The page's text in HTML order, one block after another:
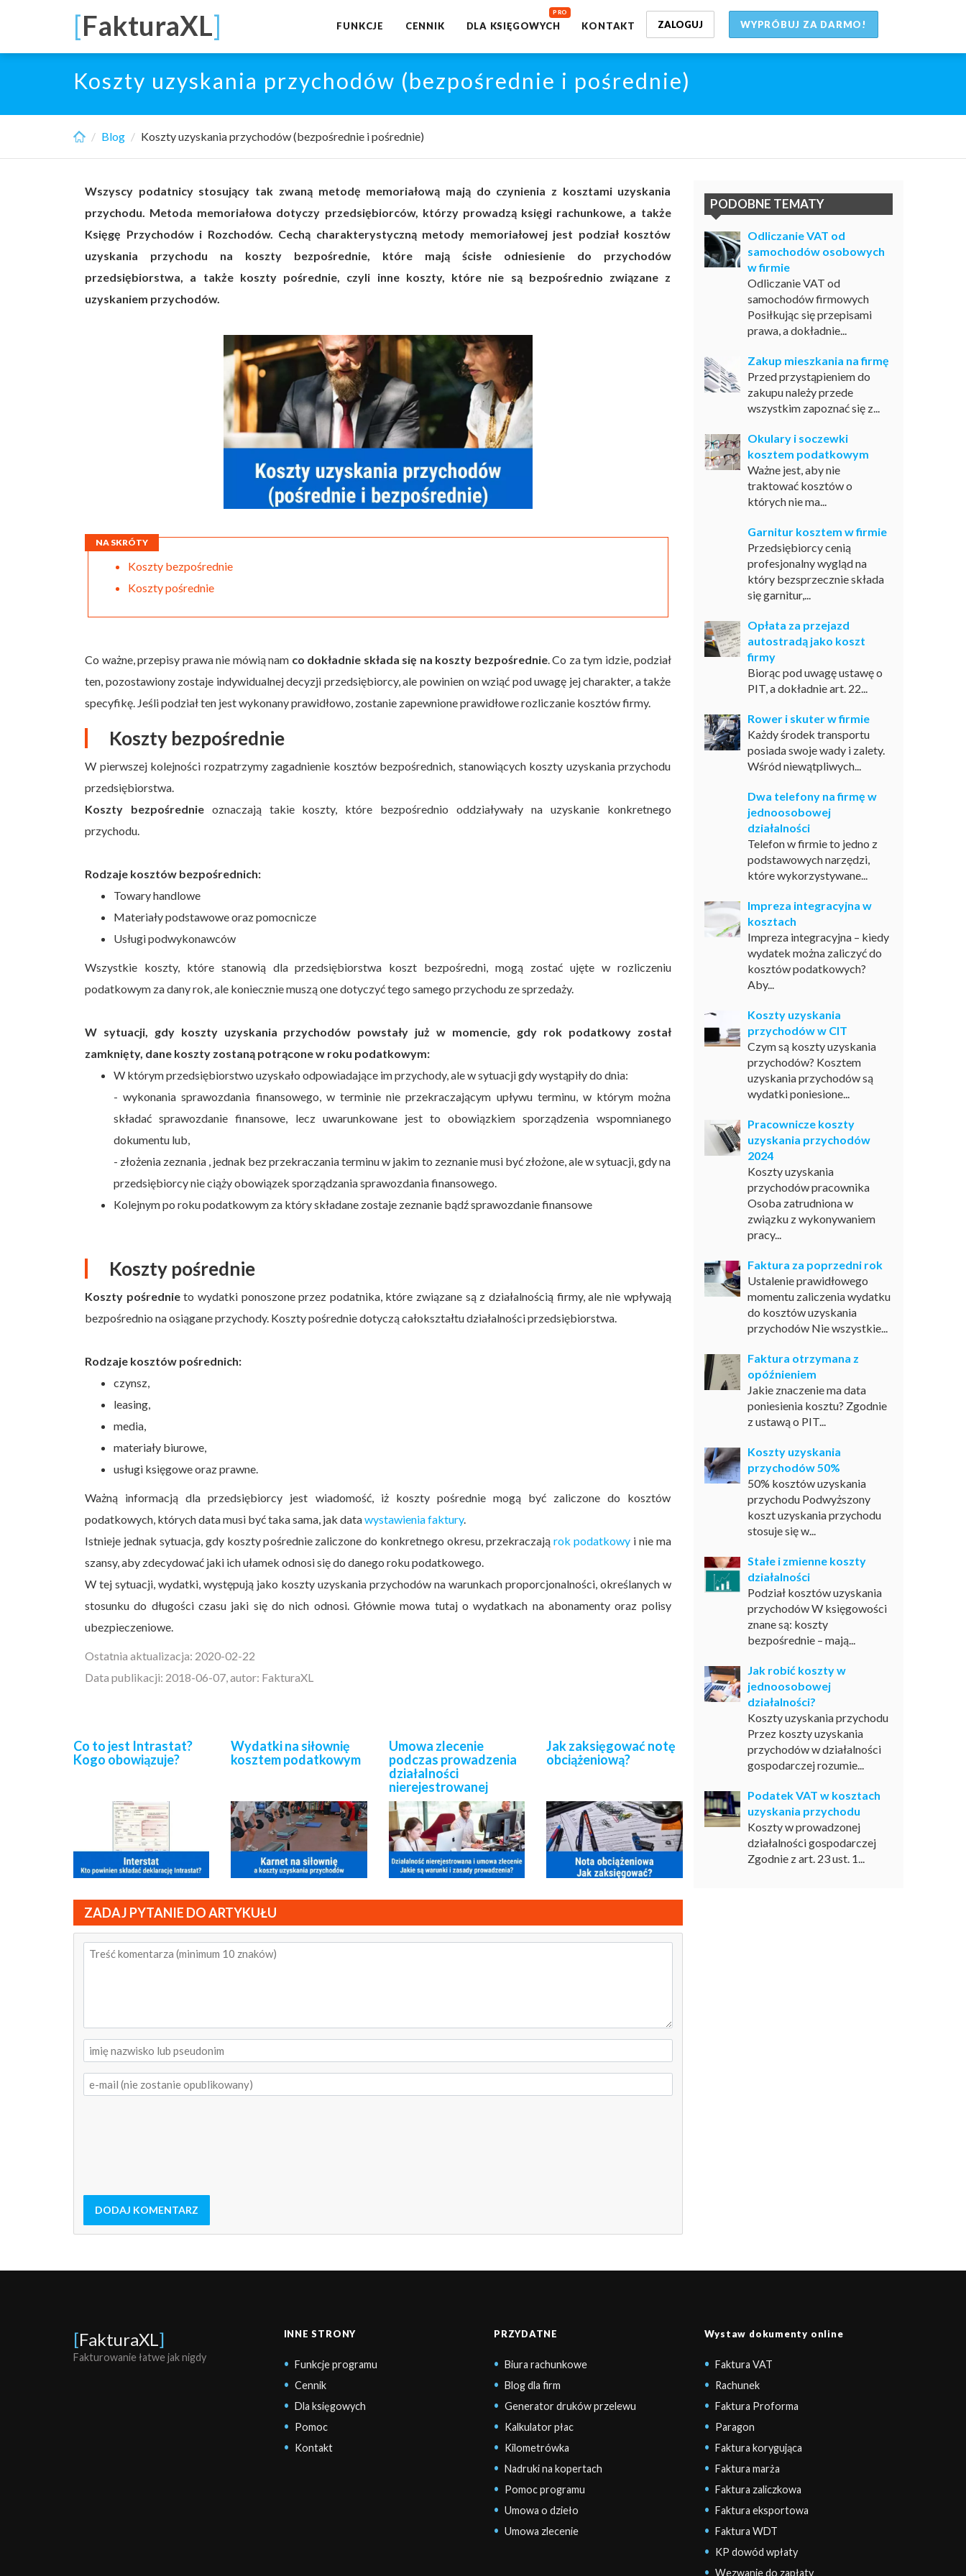
main
[FakturaXL] WYPRÓBUJ ZA DARMO!
ZALOGUJ
FUNKCJE CENNIK DLA KSIĘGOWYCH KONTAKT
Koszty uzyskania przychodów (bezpośrednie i pośrednie)
Blog Koszty uzyskania przychodów (bezpośrednie i pośrednie)
Wszyscy podatnicy stosujący tak zwaną metodę memoriałową mają do czynienia z kosztami uzyskania
przychodu. Metoda memoriałowa dotyczy przedsiębiorców, którzy prowadzą księgi rachunkowe, a także
Księgę Przychodów i Rozchodów. Cechą charakterystyczną metody memoriałowej jest podział kosztów
uzyskania przychodu na koszty bezpośrednie, które mają ścisłe odniesienie do przychodów
przedsiębiorstwa, a także koszty pośrednie, czyli inne koszty, które nie są bezpośrednio związane z
uzyskaniem przychodów.
NA SKRÓTY
Koszty bezpośrednie
Koszty pośrednie
Co ważne, przepisy prawa nie mówią nam co dokładnie składa się na koszty bezpośrednie. Co za tym idzie, podział
ten, pozostawiony zostaje indywidualnej decyzji przedsiębiorcy, ale powinien on wziąć pod uwagę jej charakter, a także
specyfikę. Jeśli podział ten jest wykonany prawidłowo, zostanie zapewnione prawidłowe rozliczanie kosztów firmy.
Koszty bezpośrednie
W pierwszej kolejności rozpatrzymy zagadnienie kosztów bezpośrednich, stanowiących koszty uzyskania przychodu
przedsiębiorstwa.
Koszty bezpośrednieoznaczają takie koszty, które bezpośrednio oddziaływały na uzyskanie konkretnego
przychodu.
Rodzaje kosztów bezpośrednich:
Towary handlowe
Materiały podstawowe oraz pomocnicze
Usługi podwykonawców
Wszystkie koszty, które stanowią dla przedsiębiorstwa koszt bezpośredni, mogą zostać ujęte w rozliczeniu
podatkowym za dany rok, ale koniecznie muszą one dotyczyć tego samego przychodu ze sprzedaży.
W sytuacji, gdy koszty uzyskania przychodów powstały już w momencie, gdy rok podatkowy został
zamknięty, dane koszty zostaną potrącone w roku podatkowym:
W którym przedsiębiorstwo uzyskało odpowiadające im przychody, ale w sytuacji gdy wystąpiły do dnia:
- wykonania sprawozdania finansowego, w terminie nie przekraczającym upływu terminu, w którym można
składać sprawozdanie finansowe, lecz uwarunkowane jest to obowiązkiem sporządzenia wspomnianego
dokumentu lub,
- złożenia zeznania , jednak bez przekraczania terminu w jakim to zeznanie musi być złożone, ale w sytuacji, gdy na
przedsiębiorcy nie ciąży obowiązek sporządzania sprawozdania finansowego.
Kolejnym po roku podatkowym za który składane zostaje zeznanie bądź sprawozdanie finansowe
Koszty pośrednie
Koszty pośrednieto wydatki ponoszone przez podatnika, które związane są z działalnością firmy, ale nie wpływają
bezpośrednio na osiągane przychody. Koszty pośrednie dotyczą całokształtu działalności przedsiębiorstwa.
Rodzaje kosztów pośrednich:
czynsz,
leasing,
media,
materiały biurowe,
usługi księgowe oraz prawne.
Ważną informacją dla przedsiębiorcy jest wiadomość, iż koszty pośrednie mogą być zaliczone do kosztów
podatkowych, których data musi być taka sama, jak datawystawienia faktury.
Istnieje jednak sytuacja, gdy koszty pośrednie zaliczone do konkretnego okresu, przekraczają rok podatkowyi nie ma
szansy, aby zdecydować jaki ich ułamek odnosi się do danego roku podatkowego.
W tej sytuacji, wydatki, występują jako koszty uzyskania przychodów na warunkach proporcjonalności, określanych w
stosunku do długości czasu jaki się do nich odnosi. Głównie mowa tutaj o wydatkach na abonamenty oraz polisy
ubezpieczeniowe.
Ostatnia aktualizacja: 2020-02-22
Data publikacji: 2018-06-07, autor: FakturaXL
Co to jest Intrastat?
Kogo obowiązuje?
Wydatki na siłownię
kosztem podatkowym
Umowa zlecenie
podczas prowadzenia
działalności
nierejestrowanej
Jak zaksięgować notę
obciążeniową?
ZADAJ PYTANIE DO ARTYKUŁU
DODAJ KOMENTARZ
PODOBNE TEMATY
Odliczanie VAT od
samochodów osobowych
w firmie
Odliczanie VAT od
samochodów firmowych
Posiłkując się przepisami
prawa, a dokładnie...
Zakup mieszkania na firmę
Przed przystąpieniem do
zakupu należy przede
wszystkim zapoznać się z...
Okulary i soczewki
kosztem podatkowym
Ważne jest, aby nie
traktować kosztów o
których nie ma...
Garnitur kosztem w firmie
Przedsiębiorcy cenią
profesjonalny wygląd na
który bezsprzecznie składa
się garnitur,...
Opłata za przejazd
autostradą jako koszt
firmy
Biorąc pod uwagę ustawę o
PIT, a dokładnie art. 22...
Rower i skuter w firmie
Każdy środek transportu
posiada swoje wady i zalety.
Wśród niewątpliwych...
Dwa telefony na firmę w
jednoosobowej
działalności
Telefon w firmie to jedno z
podstawowych narzędzi,
które wykorzystywane...
Impreza integracyjna w
kosztach
Impreza integracyjna – kiedy
wydatek można zaliczyć do
kosztów podatkowych?
Aby...
Koszty uzyskania
przychodów w CIT
Czym są koszty uzyskania
przychodów? Kosztem
uzyskania przychodów są
wydatki poniesione...
Pracownicze koszty
uzyskania przychodów
2024
Koszty uzyskania
przychodów pracownika
Osoba zatrudniona w
związku z wykonywaniem
pracy...
Faktura za poprzedni rok
Ustalenie prawidłowego
momentu zaliczenia wydatku
do kosztów uzyskania
przychodów Nie wszystkie...
Faktura otrzymana z
opóźnieniem
Jakie znaczenie ma data
poniesienia kosztu? Zgodnie
z ustawą o PIT...
Koszty uzyskania
przychodów 50%
50% kosztów uzyskania
przychodu Podwyższony
koszt uzyskania przychodu
stosuje się w...
Stałe i zmienne koszty
działalności
Podział kosztów uzyskania
przychodów W księgowości
znane są: koszty
bezpośrednie – mają...
Jak robić koszty w
jednoosobowej
działalności?
Koszty uzyskania przychodu
Przez koszty uzyskania
przychodów w działalności
gospodarczej rozumie...
Podatek VAT w kosztach
uzyskania przychodu
Koszty w prowadzonej
działalności gospodarczej
Zgodnie z art. 23 ust. 1...
[FakturaXL]
Fakturowanie łatwe jak nigdy
INNE STRONY
Funkcje programu
Cennik
Dla księgowych
Pomoc
Kontakt
PRZYDATNE
Biura rachunkowe
Blog dla firm
Generator druków przelewu
Kalkulator płac
Kilometrówka
Nadruki na kopertach
Pomoc programu
Umowa o dzieło
Umowa zlecenie
Wystaw dokumenty online
Faktura VAT
Rachunek
Faktura Proforma
Paragon
Faktura korygująca
Faktura marża
Faktura zaliczkowa
Faktura eksportowa
Faktura WDT
KP dowód wpłaty
Wezwanie do zapłaty